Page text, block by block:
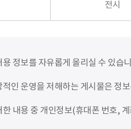
전시
정보를 자유롭게 올리실 수 있습
인 운영을 저해하는 게시물은 정
내용 중 개인정보(휴대폰 번호,